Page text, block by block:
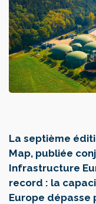
La septième
Map, publiée
Infrastructure
record : la
Europe dépasse